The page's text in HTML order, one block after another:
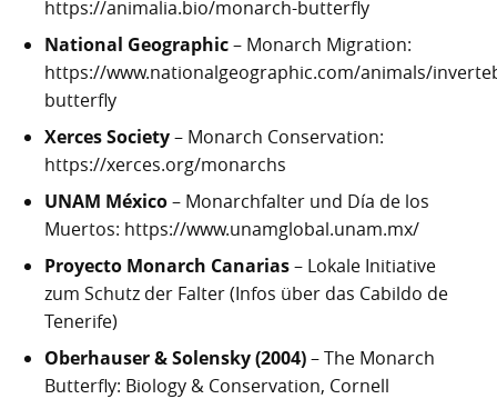
https://animalia.bio/monarch-butterfly
National Geographic– Monarch Migration:
https://www.nationalgeographic.com/animals/
butterfly
Xerces Society– Monarch Conservation:
https://xerces.org/monarchs
UNAM México– Monarchfalter und Día de los
Muertos: https://www.unamglobal.unam.mx/
Proyecto Monarch Canarias– Lokale Initiative
zum Schutz der Falter (Infos über das Cabildo de
Tenerife)
Oberhauser & Solensky (2004)– The Monarch
Butterfly: Biology & Conservation, Cornell